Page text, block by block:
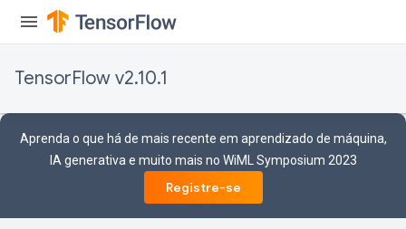
TensorFlow v2.10.1
Aprenda o que há de mais recente em aprendizado de máquina,
IA generativa e muito mais no WiML Symposium 2023
Registre-se